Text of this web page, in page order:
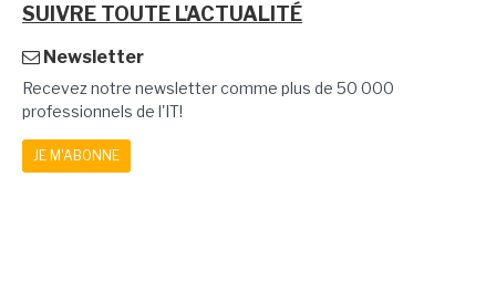
SUIVRE TOUTE L'ACTUALITÉ
Newsletter
Recevez notre newsletter comme plus de 50 000
professionnels de l'IT!
JE M'ABONNE